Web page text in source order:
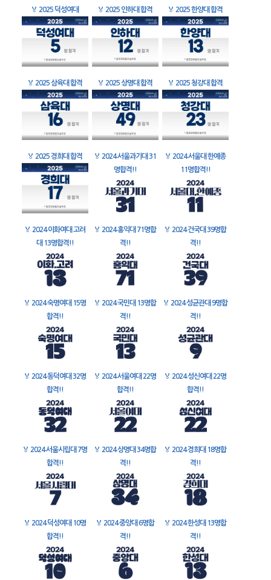
🏅 2025 덕성여대 🏅 2025 인하대 합격 🏅 2025 한양대 합격
🏅 2025 삼육대 합격 🏅 2025 상명대 합격 🏅 2025 청강대 합격
🏅 2025 경희대 합격 🏅 2024 서울과기대 31
명합격!!
🏅 2024 서울대 한예종
11명합격!!
🏅 2024 이화여대 고려
대 13명합격!!
🏅 2024 홍익대 71명합
격!!
🏅 2024 건국대 39명합
격!!
🏅 2024 숙명여대 15명
합격!!
🏅 2024 국민대 13명합
격!!
🏅 2024 성균관대 9명합
격!!
🏅 2024 동덕여대 32명
합격!!
🏅 2024 서울여대 22명
합격!!
🏅 2024 성신여대 22명
합격!!
🏅 2024 서울시립대 7명
합격!!
🏅 2024 상명대 34명합
격!!
🏅 2024 경희대 18명합
격!!
🏅 2024 덕성여대 10명
합격!!
🏅 2024 중앙대 6명합
격!!
🏅 2024 한성대 13명합
격!!